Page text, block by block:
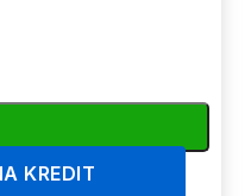
KREDIT